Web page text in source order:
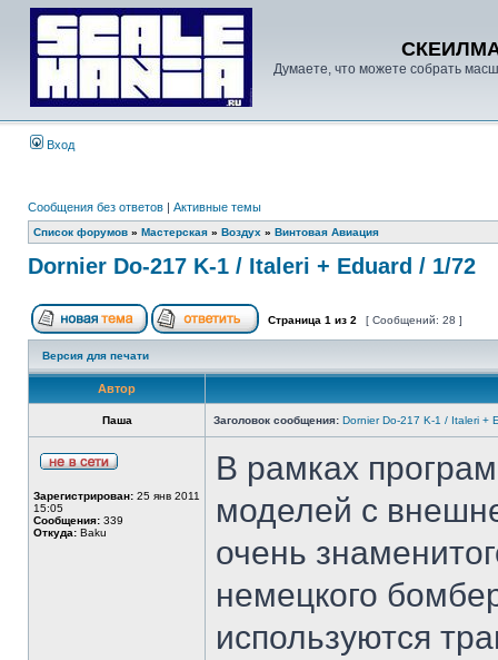
Думаете, что можете собрать
Вход
Сообщения без ответов | Активные темы
Список форумов » Мастерская » Воздух » Винтовая Авиация
Dornier Do-217 K-1 / Italeri + Eduard / 1/72
Страница 1 из 2 [ Сообщений: 28 ]
Версия для печати
Автор
Паша Заголовок сообщения: Dornier Do-217 K-1 / Italeri +
Зарегистрирован: 25 янв 2011
15:05
Сообщения: 339
Откуда: Baku
В рамках
моделей с
очень
немецкого
используются